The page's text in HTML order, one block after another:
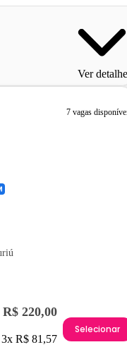
Ver
7 vagas
R$ 220,00
3x R$ 81,57
Selecionar